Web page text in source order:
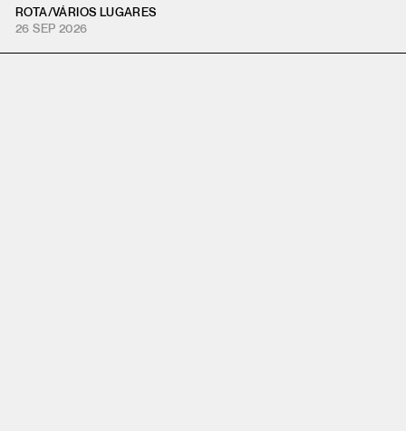
ROTA/VÁRIOS LUGARES
26 SEP 2026